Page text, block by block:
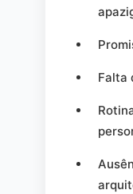
Falta